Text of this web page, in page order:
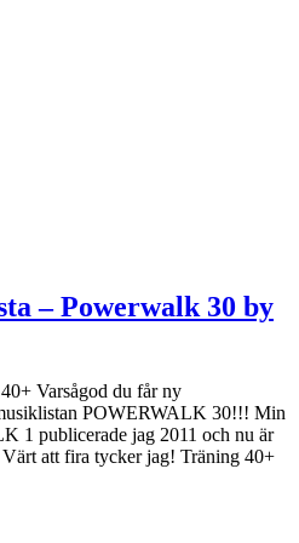
– Powerwalk 30 by
Varsågod du får ny
POWERWALK 30!!! Min
1 publicerade jag 2011 och nu är
att fira tycker jag! Träning 40+